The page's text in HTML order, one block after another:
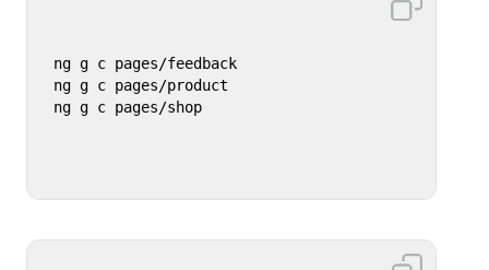
ng g c pages/feedback
ng g c pages/product
ng g c pages/shop